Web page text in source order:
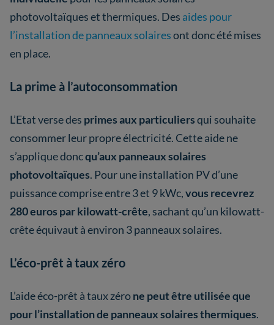
photovoltaïques et thermiques. Des aides pour
l’installation de panneaux solairesont donc été mises
en place.
La prime à l’autoconsommation
L’Etat verse des primes aux particuliersqui souhaite
consommer leur propre électricité. Cette aide ne
s’applique doncqu’aux panneaux solaires
photovoltaïques. Pour une installation PV d’une
puissance comprise entre 3 et 9 kWc,vous recevrez
280 euros par kilowatt-crête, sachant qu’un kilowatt-
crête équivaut à environ 3 panneaux solaires.
L’éco-prêt à taux zéro
L’aide éco-prêt à taux zérone peut être utilisée que
pour l’installation de panneaux solaires thermiques.